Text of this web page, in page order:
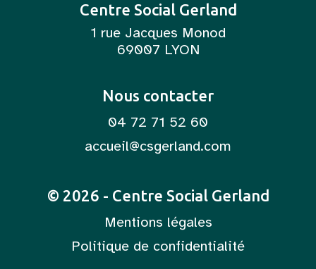
Centre Social Gerland
1 rue Jacques Monod
69007 LYON
Nous contacter
04 72 71 52 60
accueil@csgerland.com
© 2026 - Centre Social Gerland
Mentions légales
Politique de confidentialité